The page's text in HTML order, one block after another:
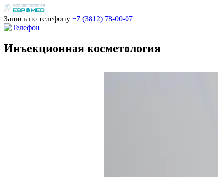
Запись по телефону +7 (3812) 78-00-07
Инъекционная косметология